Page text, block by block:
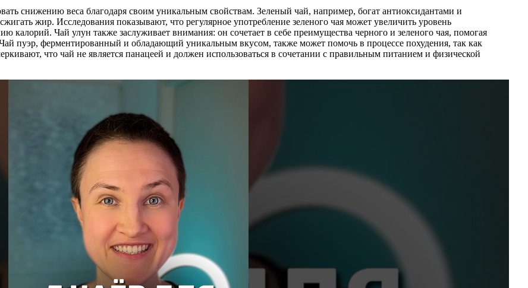
снижению веса благодаря своим уникальным свойствам. Зеленый чай, например, богат антиоксидантами и
жир. Исследования показывают, что регулярное употребление зеленого чая может увеличить уровень
калорий. Чай улун также заслуживает внимания: он сочетает в себе преимущества черного и зеленого чая, помогая
пуэр, ферментированный и обладающий уникальным вкусом, также может помочь в процессе похудения, так как
что чай не является панацеей и должен использоваться в сочетании с правильным питанием и физической